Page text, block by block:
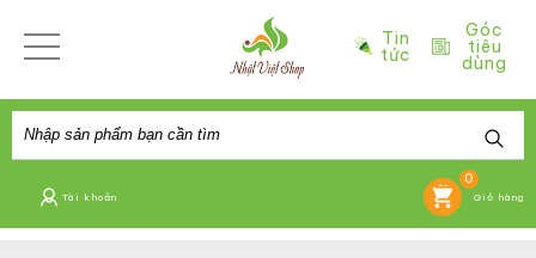
Tin
tức
Góc
tiêu
dùng
Tài khoản Giỏ hàng
0